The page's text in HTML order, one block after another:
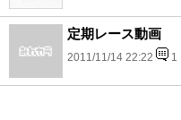
定期レース動画
2011/11/14 22:22 1